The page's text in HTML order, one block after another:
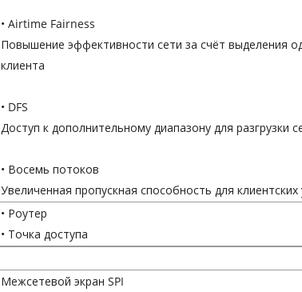
• Airtime Fairness
Повышение эффективности сети за счёт выделения
клиента
• DFS
Доступ к дополнительному диапазону для разгрузки
• Восемь потоков
Увеличенная пропускная способность для клиентских
• Роутер
• Точка доступа
Межсетевой экран SPI